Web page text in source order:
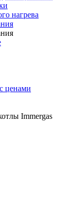
нагрева
ценами
Immergas